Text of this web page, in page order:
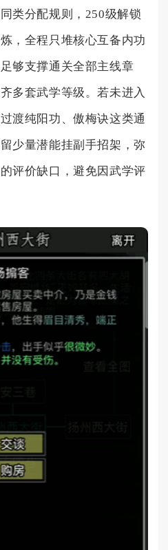
类分配规则，250级解锁
，全程只堆核心互备内功
够支撑通关全部主线章
多套武学等级。若未进入
渡纯阳功、傲梅诀这类通
少量潜能挂副手招架，弥
评价缺口，避免因武学评